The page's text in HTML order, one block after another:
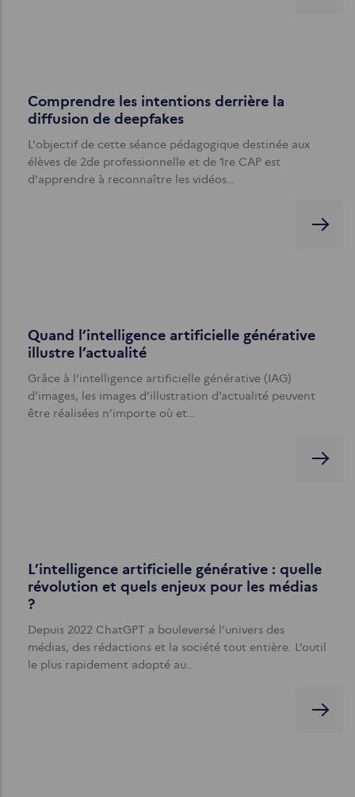
Comprendre les intentions derrière la
diffusion de deepfakes
L'objectif de cette séance pédagogique destinée aux
élèves de 2de professionnelle et de 1re CAP est
d'apprendre à reconnaître les vidéos…
Quand l’intelligence artificielle générative
illustre l’actualité
Grâce à l’intelligence artificielle générative (IAG)
d’images, les images d’illustration d’actualité peuvent
être réalisées n’importe où et…
L’intelligence artificielle générative : quelle
révolution et quels enjeux pour les médias
?
Depuis 2022 ChatGPT a bouleversé l’univers des
médias, des rédactions et la société tout entière. L’outil
le plus rapidement adopté au…